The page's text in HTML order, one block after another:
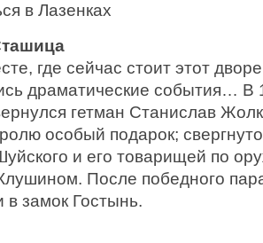
в Лазенках
где сейчас стоит этот
драматические события… В
гетман Станислав
особый подарок;
и его товарищей по
После победного
в замок Гостынь.